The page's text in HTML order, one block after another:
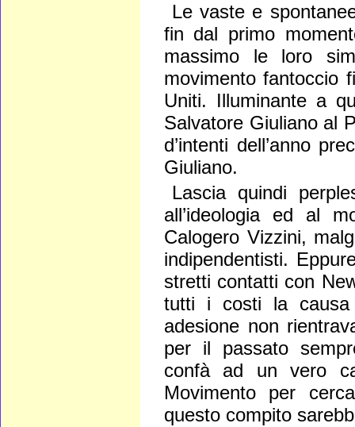
Le vaste e
fin dal primo
massimo le loro
movimento fantoccio
Uniti. Illuminante a
Salvatore Giuliano al
d’intenti dell’anno
Giuliano.
Lascia quindi
all’ideologia ed al
Calogero Vizzini,
indipendentisti.
stretti contatti con
tutti i costi la causa
adesione non
per il passato
confà ad un vero
Movimento per
questo compito